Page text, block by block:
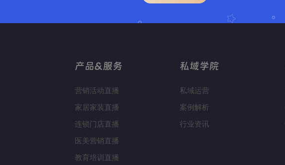
产品&服务
营销活动直播
家居家装直播
连锁门店直播
医美营销直播
教育培训直播
私域学院
私域运营
案例解析
行业资讯